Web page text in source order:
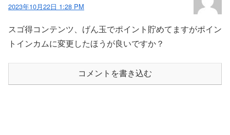
2023年10月22日 1:28 PM
スゴ得コンテンツ、げん玉でポイント貯めてますがポイン
トインカムに変更したほうが良いですか？
コメントを書き込む